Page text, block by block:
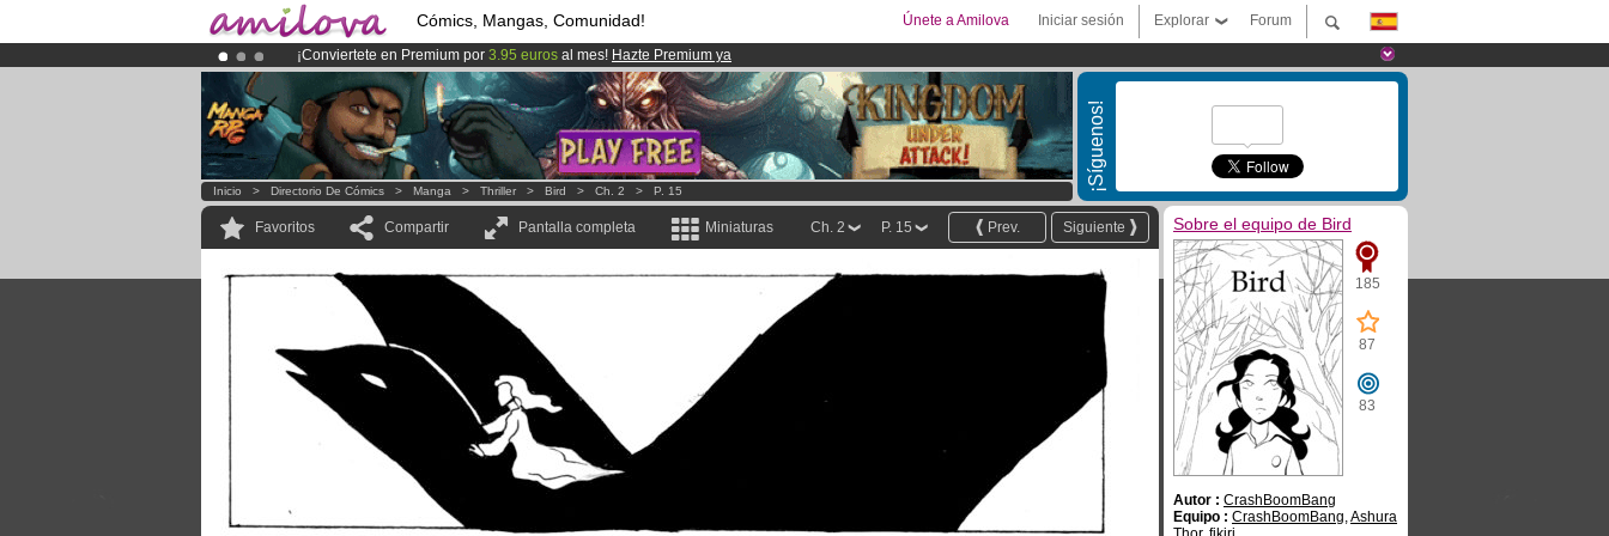
Cómics, Mangas, Comunidad! Forum
Explorar
Iniciar sesión
Únete a Amilova
¡Conviertete en Premium por 3.95 euros al mes! Hazte Premium ya
¡Ya tenemos 100000miembrosy 1000Cómics y Mangas!.
El Kickstarter Amilova está desormado lanzado!.
¡Síguenos!
Inicio > Directorio De Cómics > Manga > Thriller > Bird > Ch. 2 > P. 15
Favoritos Compartir Pantalla completa Miniaturas Siguiente
Prev.
P. 15
Ch. 2 Sobre el equipo de Bird
185
87
83
Autor : CrashBoomBang
Equipo : CrashBoomBang,Ashura